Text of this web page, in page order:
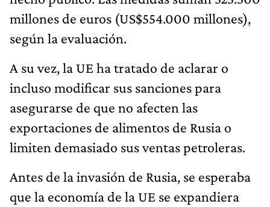
millones de euros (US$554.000 millones),
según la evaluación.
A su vez, la UE ha tratado de aclarar o
incluso modificar sus sanciones para
asegurarse de que no afecten las
exportaciones de alimentos de Rusia o
limiten demasiado sus ventas petroleras.
Antes de la invasión de Rusia, se esperaba
que la economía de la UE se expandiera